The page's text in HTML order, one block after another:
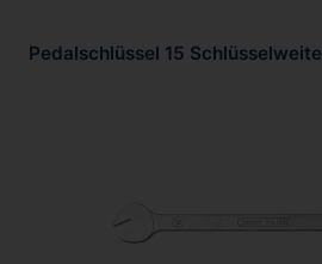
Pedalschlüssel 15 Schlüsselweite